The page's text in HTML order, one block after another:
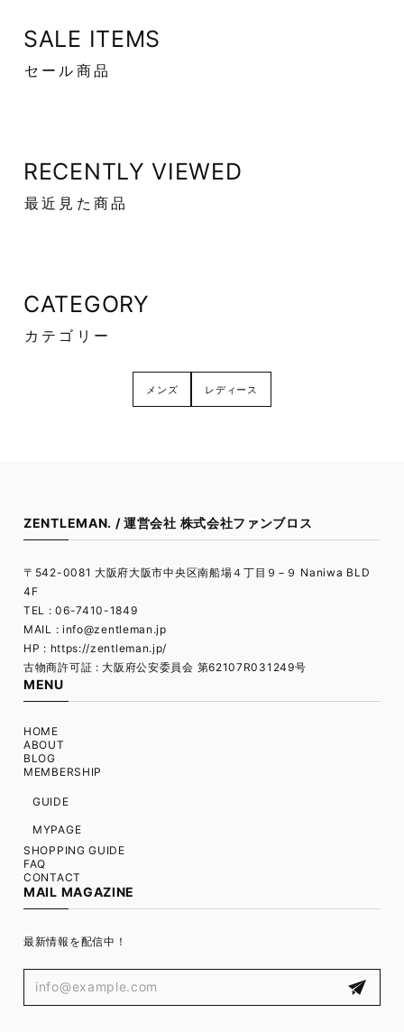
SALE ITEMS
セール商品
RECENTLY VIEWED
最近見た商品
CATEGORY
カテゴリー
メンズ レディース
ZENTLEMAN. / 運営会社 株式会社ファンブロス
〒542-0081 大阪府大阪市中央区南船場４丁目９−９ Naniwa BLD
4F
TEL : 06-7410-1849
MAIL : info@zentleman.jp
HP : https://zentleman.jp/
古物商許可証 : 大阪府公安委員会 第62107R031249号
MENU
HOME
ABOUT
BLOG
MEMBERSHIP
GUIDE
MYPAGE
SHOPPING GUIDE
FAQ
CONTACT
MAIL MAGAZINE
最新情報を配信中！